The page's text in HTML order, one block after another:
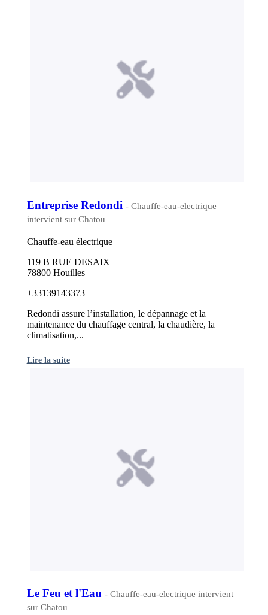
Entreprise Redondi - Chauffe-eau-electrique
intervient sur Chatou
Chauffe-eau électrique
119 B RUE DESAIX
78800 Houilles
+33139143373
Redondi assure l’installation, le dépannage et la
maintenance du chauffage central, la chaudière, la
climatisation,...
Lire la suite
Le Feu et l'Eau - Chauffe-eau-electrique intervient
sur Chatou